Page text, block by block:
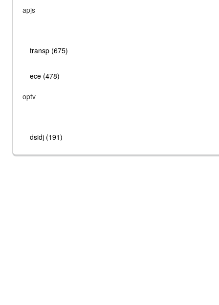
apjs
transp (675)
ece (478)
optv
dsidj (191)